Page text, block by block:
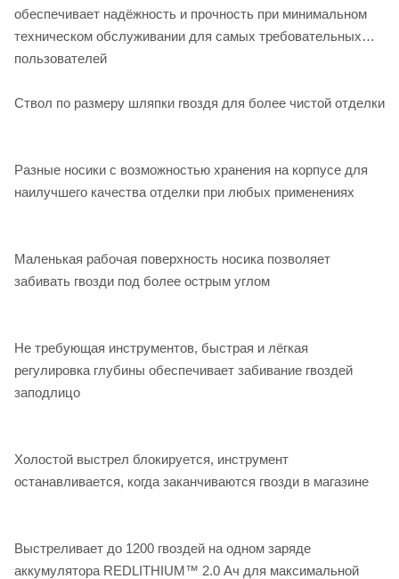
обеспечивает надёжность и прочность при минимальном
техническом обслуживании для самых требовательных
пользователей
Ствол по размеру шляпки гвоздя для более чистой отделки
Разные носики с возможностью хранения на корпусе для
наилучшего качества отделки при любых применениях
Маленькая рабочая поверхность носика позволяет
забивать гвозди под более острым углом
Не требующая инструментов, быстрая и лёгкая
регулировка глубины обеспечивает забивание гвоздей
заподлицо
Холостой выстрел блокируется, инструмент
останавливается, когда заканчиваются гвозди в магазине
Выстреливает до 1200 гвоздей на одном заряде
аккумулятора REDLITHIUM™ 2.0 Ач для максимальной